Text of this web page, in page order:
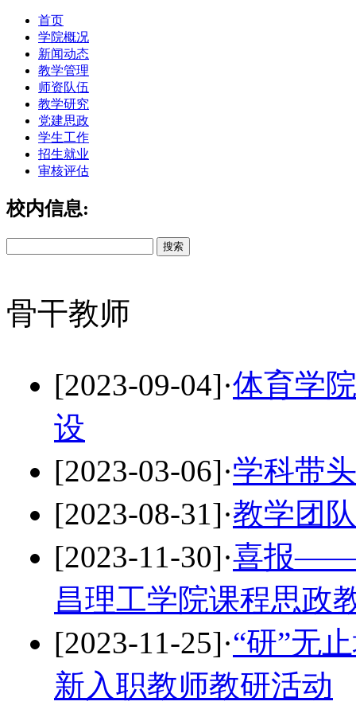
首页
学院概况
新闻动态
教学管理
师资队伍
教学研究
党建思政
学生工作
招生就业
审核评估
校内信息:
骨干教师
[2023-09-04]·体育学
设
[2023-03-06]·学科带
[2023-08-31]·教学团队
[2023-11-30]·喜报——
昌理工学院课程思政
[2023-11-25]·“研”无
新入职教师教研活动